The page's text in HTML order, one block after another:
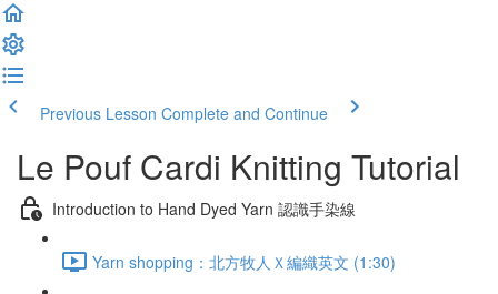
Previous Lesson Complete and Continue
Le Pouf Cardi Knitting Tutorial
Introduction to Hand Dyed Yarn 認識手染線
Yarn shopping：北方牧人Ｘ編織英文 (1:30)